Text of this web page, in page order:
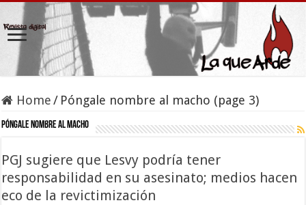
Home / Póngale nombre al macho (page 3)
Póngale nombre al macho
PGJ sugiere que Lesvy podría tener
responsabilidad en su asesinato; medios hacen
eco de la revictimización